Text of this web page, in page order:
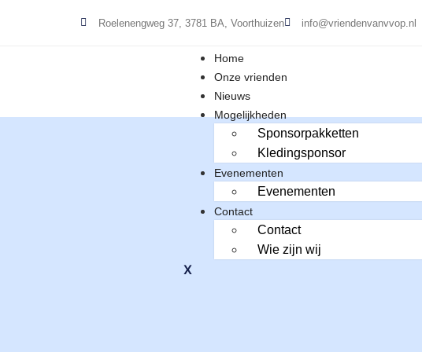
Roelenengweg 37, 3781 BA, Voorthuizen info@vriendenvanvvop.nl
Home
Onze vrienden
Nieuws
Mogelijkheden
Sponsorpakketten
Kledingsponsor
Evenementen
Evenementen
Contact
Contact
Wie zijn wij
X